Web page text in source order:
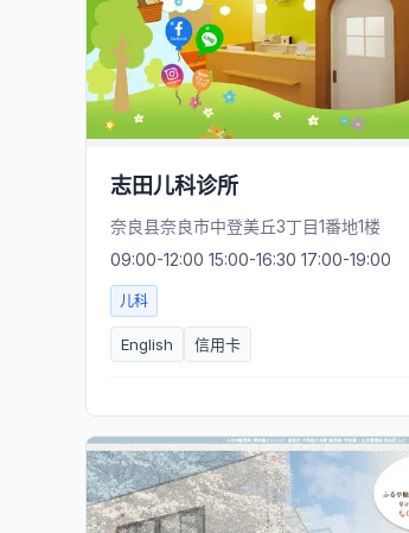
志田儿科诊所
奈良县奈良市中登美丘3丁目1番地1楼
09:00-12:00 15:00-16:30 17:00-19:00
儿科
English 信用卡